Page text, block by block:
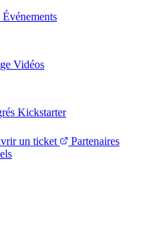
Événements
Vidéos
Kickstarter
un ticket
Partenaires